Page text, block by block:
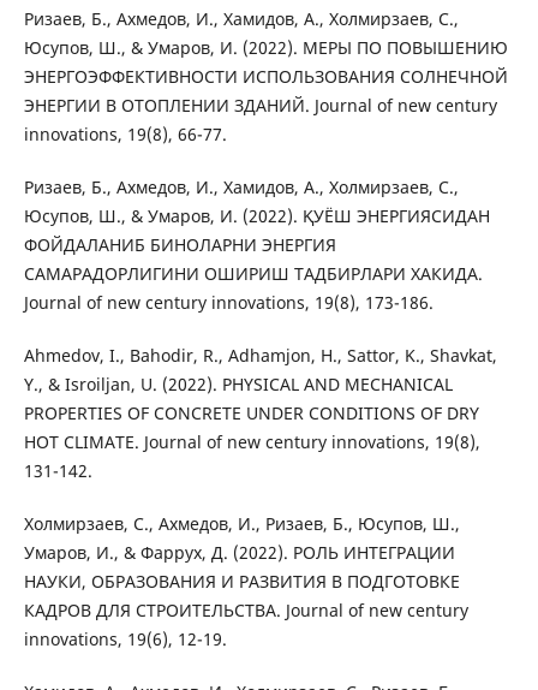
Ризаев, Б., Ахмедов, И., Хамидов, А., Холмирзаев, С.,
Юсупов, Ш., & Умаров, И. (2022). МЕРЫ ПО ПОВЫШЕНИЮ
ЭНЕРГОЭФФЕКТИВНОСТИ ИСПОЛЬЗОВАНИЯ СОЛНЕЧНОЙ
ЭНЕРГИИ В ОТОПЛЕНИИ ЗДАНИЙ. Journal of new century
innovations, 19(8), 66-77.
Ризаев, Б., Ахмедов, И., Хамидов, А., Холмирзаев, С.,
Юсупов, Ш., & Умаров, И. (2022). ҚУЁШ ЭНЕРГИЯСИДАН
ФОЙДАЛАНИБ БИНОЛАРНИ ЭНЕРГИЯ
САМАРАДОРЛИГИНИ ОШИРИШ ТАДБИРЛАРИ ХАКИДА.
Journal of new century innovations, 19(8), 173-186.
Ahmedov, I., Bahodir, R., Adhamjon, H., Sattor, K., Shavkat,
Y., & Isroiljan, U. (2022). PHYSICAL AND MECHANICAL
PROPERTIES OF CONCRETE UNDER CONDITIONS OF DRY
HOT CLIMATE. Journal of new century innovations, 19(8),
131-142.
Холмирзаев, С., Ахмедов, И., Ризаев, Б., Юсупов, Ш.,
Умаров, И., & Фаррух, Д. (2022). РОЛЬ ИНТЕГРАЦИИ
НАУКИ, ОБРАЗОВАНИЯ И РАЗВИТИЯ В ПОДГОТОВКЕ
КАДРОВ ДЛЯ СТРОИТЕЛЬСТВА. Journal of new century
innovations, 19(6), 12-19.